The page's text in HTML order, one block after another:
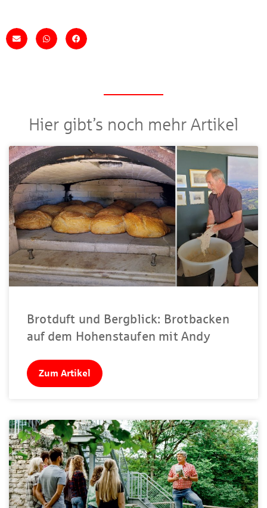
Hier gibt’s noch mehr Artikel
Brotduft und Bergblick: Brotbacken
auf dem Hohenstaufen mit Andy
Zum Artikel